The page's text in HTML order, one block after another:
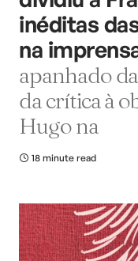
inéditas
na
apanhado
da crítica à
Hugo na
18 minute read